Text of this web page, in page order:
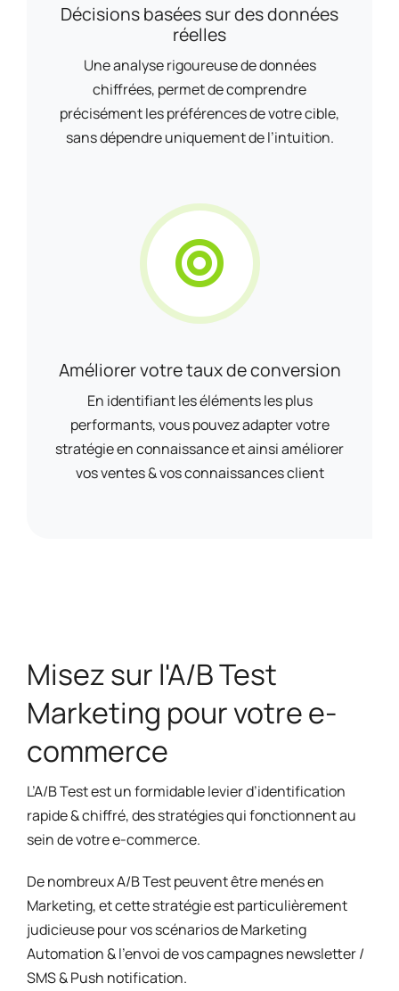
Décisions basées sur des données
réelles
Une analyse rigoureuse de données
chiffrées, permet de comprendre
précisément les préférences de votre cible,
sans dépendre uniquement de l’intuition.
Améliorer votre taux de conversion
En identifiant les éléments les plus
performants, vous pouvez adapter votre
stratégie en connaissance et ainsi améliorer
vos ventes & vos connaissances client
Misez sur l'A/B Test
Marketing pour votre e-
commerce
L’A/B Test est un formidable levier d’identification
rapide & chiffré, des stratégies qui fonctionnent au
sein de votre e-commerce.
De nombreux A/B Test peuvent être menés en
Marketing, et cette stratégie est particulièrement
judicieuse pour vos scénarios de Marketing
Automation & l’envoi de vos campagnes newsletter /
SMS & Push notification.